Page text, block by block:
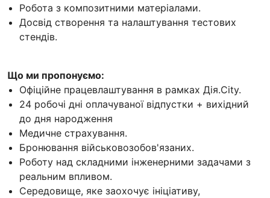
Робота з композитними матеріалами.
Досвід створення та налаштування тестових
стендів.
Що ми пропонуємо:
Офіційне працевлаштування в рамках Дія.City.
24 робочі дні оплачуваної відпустки + вихідний
до дня народження
Медичне страхування.
Бронювання військовозобов'язаних.
Роботу над складними інженерними задачами з
реальним впливом.
Середовище, яке заохочує ініціативу,